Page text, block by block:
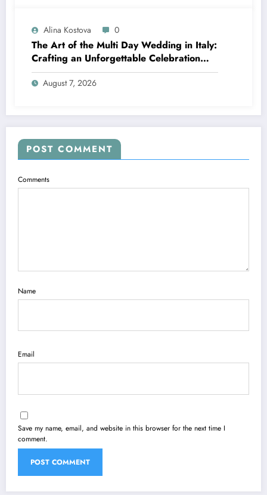
Alina Kostova 0
The Art of the Multi Day Wedding in Italy:
Crafting an Unforgettable Celebration
Over Several Days
August 7, 2026
POST COMMENT
Comments
Name
Email
Save my name, email, and website in this browser for the next time I
comment.